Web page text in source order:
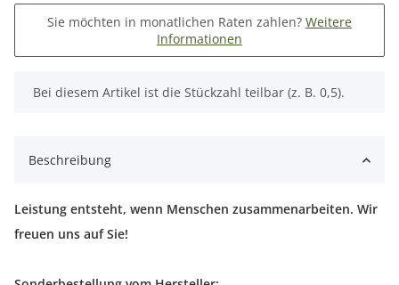
Sie möchten in monatlichen Raten zahlen? Weitere
Informationen
x
Bei diesem Artikel ist die Stückzahl teilbar (z. B. 0,5).
Beschreibung
Leistung entsteht, wenn Menschen zusammenarbeiten. Wir
freuen uns auf Sie!